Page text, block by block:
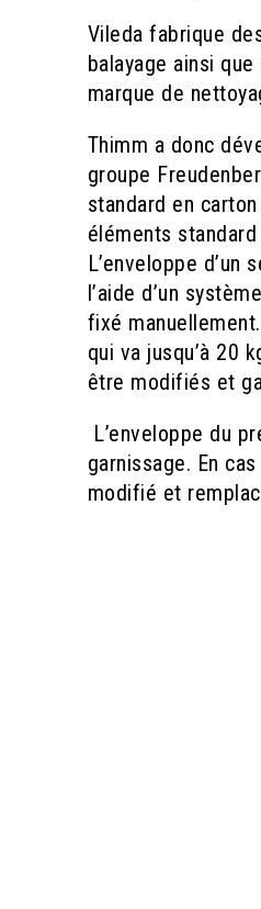
Vileda fabrique
balayage ainsi
marque de
Thimm a donc
groupe
standard en
éléments
L’enveloppe
l’aide d’un
fixé
qui va jusqu’à 20
être modifiés et
L’enveloppe du
garnissage. En
modifié et